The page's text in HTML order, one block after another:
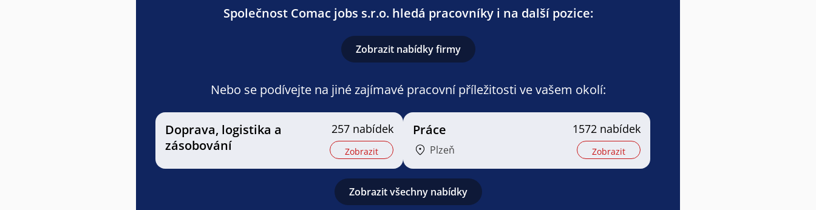
Společnost Comac jobs s.r.o. hledá pracovníky i na další pozice:
Zobrazit nabídky firmy
Nebo se podívejte na jiné zajímavé pracovní příležitosti ve vašem okolí:
Doprava, logistika a
zásobování
257 nabídek
Zobrazit
Práce
Plzeň
1572 nabídek
Zobrazit
Zobrazit všechny nabídky